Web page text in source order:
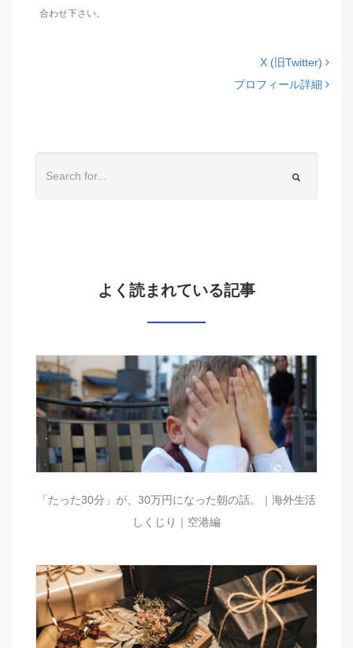
合わせ下さい。
X (旧Twitter)
プロフィール詳細
よく読まれている記事
「たった30分」が、30万円になった朝の話。｜海外生活
しくじり｜空港編